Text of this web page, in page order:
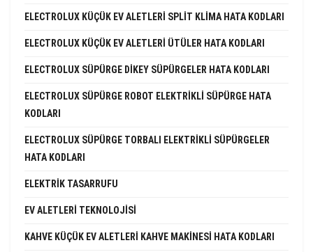
ELECTROLUX KÜÇÜK EV ALETLERI SPLIT KLIMA HATA KODLARI
ELECTROLUX KÜÇÜK EV ALETLERI ÜTÜLER HATA KODLARI
ELECTROLUX SÜPÜRGE DIKEY SÜPÜRGELER HATA KODLARI
ELECTROLUX SÜPÜRGE ROBOT ELEKTRIKLI SÜPÜRGE HATA
KODLARI
ELECTROLUX SÜPÜRGE TORBALI ELEKTRIKLI SÜPÜRGELER
HATA KODLARI
ELEKTRIK TASARRUFU
EV ALETLERI TEKNOLOJISI
KAHVE KÜÇÜK EV ALETLERI KAHVE MAKINESI HATA KODLARI